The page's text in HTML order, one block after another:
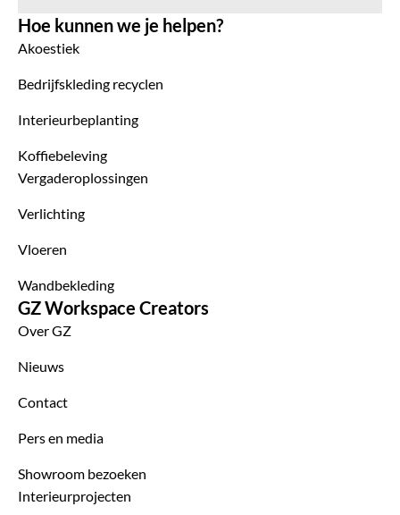
Hoe kunnen we je helpen?
Akoestiek
Bedrijfskleding recyclen
Interieurbeplanting
Koffiebeleving
Vergaderoplossingen
Verlichting
Vloeren
Wandbekleding
GZ Workspace Creators
Over GZ
Nieuws
Contact
Pers en media
Showroom bezoeken
Interieurprojecten